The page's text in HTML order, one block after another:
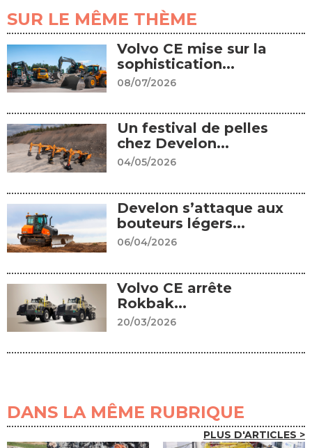
SUR LE MÊME THÈME
Volvo CE mise sur la
sophistication...
08/07/2026
Un festival de pelles
chez Develon...
04/05/2026
Develon s’attaque aux
bouteurs légers...
06/04/2026
Volvo CE arrête
Rokbak...
20/03/2026
DANS LA MÊME RUBRIQUE
PLUS D'ARTICLES >